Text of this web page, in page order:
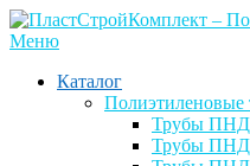
Перейти
к
Меню
Каталог
Трубы ПНД
Трубы ПНД